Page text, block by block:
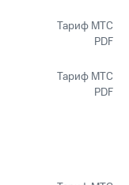
Тариф МТС
PDF
Тариф МТС
PDF